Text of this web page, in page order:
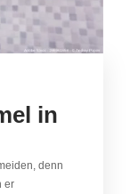
in
denn
er